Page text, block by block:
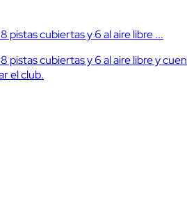
pistas cubiertas y 6 al aire libre ...
pistas cubiertas y 6 al aire libre y
el club.